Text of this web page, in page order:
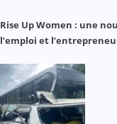
Rise Up Women : une
l’emploi et